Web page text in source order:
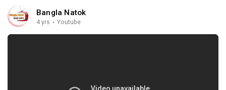
Bangla Natok
4 yrs · Youtube